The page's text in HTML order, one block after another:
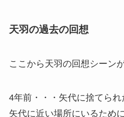
天羽の過去の回想
ここから天羽の回想シーン
4年前・・・矢代に捨てら
矢代に近い場所にいるため